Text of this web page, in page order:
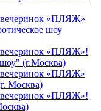
вечеринок «ПЛЯЖ»
шоу
вечеринок «ПЛЯЖ»!
(г.Москва)
вечеринок «ПЛЯЖ»
Москва)
вечеринок «ПЛЯЖ»!